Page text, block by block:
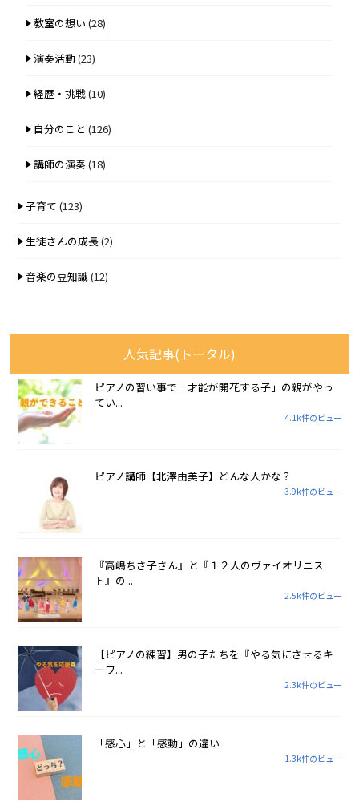
教室の想い (28)
演奏活動(23)
経歴・挑戦(10)
自分のこと (126)
講師の演奏(18)
子育て (123)
生徒さんの成長(2)
音楽の豆知識(12)
人気記事(トータル)
ピアノの習い事で「才能が開花する子」の親がやっ
てい...
4.1k件のビュー
ピアノ講師【北澤由美子】どんな人かな？
3.9k件のビュー
『高嶋ちさ子さん』と『１２人のヴァイオリニス
ト』の...
2.5k件のビュー
【ピアノの練習】男の子たちを『やる気にさせるキ
ーワ...
2.3k件のビュー
「感心」と「感動」の違い
1.3k件のビュー